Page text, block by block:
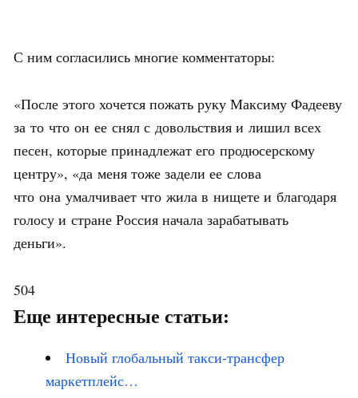
С ним согласились многие комментаторы:
«После этого хочется пожать руку Максиму Фадееву
за то что он ее снял с довольствия и лишил всех
песен, которые принадлежат его продюсерскому
центру», «да меня тоже задели ее слова
что она умалчивает что жила в нищете и благодаря
голосу и стране Россия начала зарабатывать
деньги».
504
Еще интересные статьи:
Новый глобальный такси-трансфер
маркетплейс…